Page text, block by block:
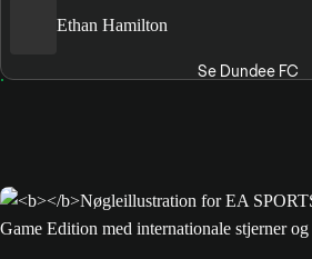
Ethan Hamilton
Se Dundee FC